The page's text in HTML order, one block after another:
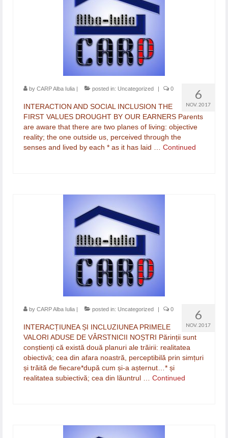
6
NOV. 2017
by CARP Alba Iulia posted in: Uncategorized 0
INTERACTION AND SOCIAL INCLUSION THE
FIRST VALUES DROUGHT BY OUR EARNERS Parents
are aware that there are two planes of living: objective
reality; the one outside us, perceived through the
senses and lived by each * as it has laid … Continued
6
NOV. 2017
by CARP Alba Iulia posted in: Uncategorized 0
INTERACȚIUNEA ȘI INCLUZIUNEA PRIMELE
VALORI ADUSE DE VÂRSTNICII NOȘTRI Părinții sunt
conștienți că există două planuri ale trăirii: realitatea
obiectivă; cea din afara noastră, perceptibilă prin simțuri
și trăită de fiecare*după cum și-a așternut…* și
realitatea subiectivă; cea din lăuntrul … Continued